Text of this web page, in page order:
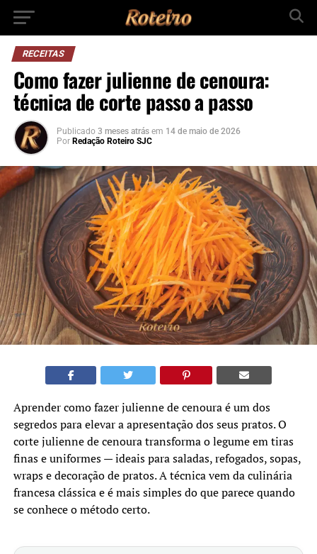
RECEITAS
Como fazer julienne de cenoura:
técnica de corte passo a passo
Publicado 3 meses atrás em 14 de maio de 2026
Por Redação Roteiro SJC
Aprender como fazer julienne de cenoura é um dos
segredos para elevar a apresentação dos seus pratos. O
corte julienne de cenoura transforma o legume em tiras
finas e uniformes — ideais para saladas, refogados, sopas,
wraps e decoração de pratos. A técnica vem da culinária
francesa clássica e é mais simples do que parece quando
se conhece o método certo.